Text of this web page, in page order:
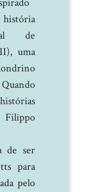
história
de
uma
Filippo
de ser
para
pelo